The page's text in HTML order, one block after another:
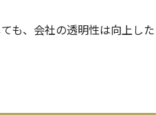
も、会社の透明性は向上した